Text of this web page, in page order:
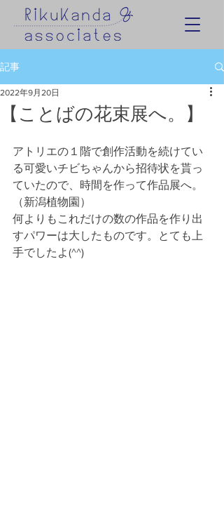
記事
【ことばの花束展へ。】
2022年9月20日
アトリエの１階で創作活動を続けてい
る可愛いチビちゃんから招待状を貰っ
ていたので、時間を作って作品展へ。
（新潟植物園）
何よりもこれだけの数の作品を作り出
すパワーは大したものです。とても上
手でしたよ(^^)